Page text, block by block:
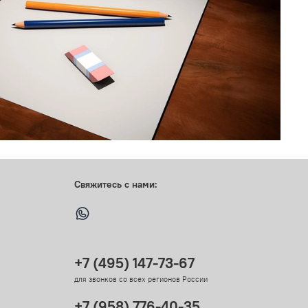
Свяжитесь с нами:
+7 (495) 147-73-67
для звонков со всех регионов России